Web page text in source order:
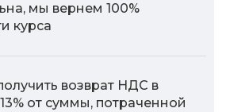
мы вернем 100%
курса
возврат НДС в
от суммы, потраченной